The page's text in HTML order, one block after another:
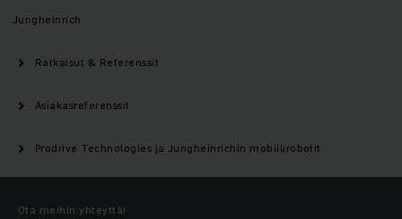
Jungheinrich
Ratkaisut & Referenssit
Asiakasreferenssit
Prodrive Technologies ja Jungheinrichin mobiilirobotit
Ota meihin yhteyttä!